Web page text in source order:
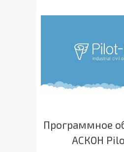
Программное
АСКОН